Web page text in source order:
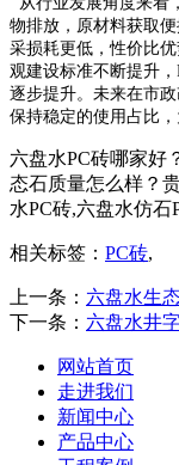
物排放，原材料获取
采损耗更低，性价比
观建设标准不断提升
逐步提升。未来在市
保持稳定的使用占比
六盘水PC砖哪家好
态石质量怎么样？
水PC砖,六盘水仿石
相关标签： PC砖,
上一条： 六盘水生
下一条： 六盘水井
网站首页
走进我们
新闻中心
产品中心